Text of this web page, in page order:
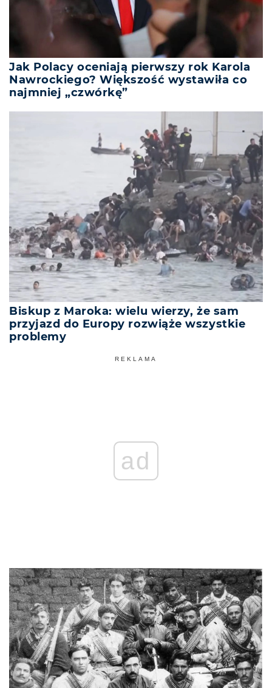
Jak Polacy oceniają pierwszy rok Karola
Nawrockiego? Większość wystawiła co
najmniej „czwórkę”
Biskup z Maroka: wielu wierzy, że sam
przyjazd do Europy rozwiąże wszystkie
problemy
REKLAMA
ad